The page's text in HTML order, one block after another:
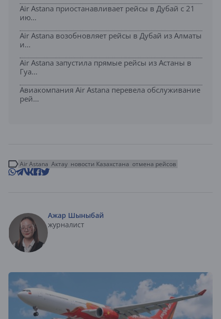
Air Astana приостанавливает рейсы в Дубай с 21
ию...
Air Astana возобновляет рейсы в Дубай из Алматы
и...
Air Astana запустила прямые рейсы из Астаны в
Гуа...
Авиакомпания Air Astana перевела обслуживание
рей...
Air Astana Актау новости Казахстана отмена рейсов
Ажар Шыныбай
журналист